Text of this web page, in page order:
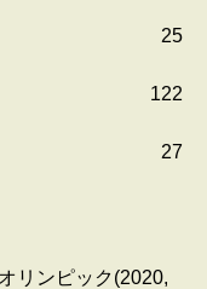
25
122
27
リンピック(2020,